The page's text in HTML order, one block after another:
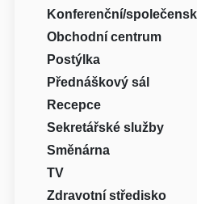
Konferenční/
Obchodní centrum
Postýlka
Přednáškový sál
Recepce
Sekretářské služby
Směnárna
TV
Zdravotní středisko